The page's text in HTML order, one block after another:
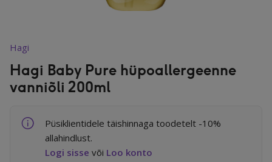
Juuksed
Tervis
Toidulisandid
Hagi
Hagi Baby Pure hüpoallergeenne
vanniõli 200ml
Püsiklientidele täishinnaga toodetelt -10%
allahindlust.
Logi sisse või Loo konto